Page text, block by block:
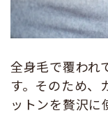
全身毛で覆われ
す。そのため、
ットンを贅沢に